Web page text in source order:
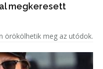
megkeresett
örökölhetik meg az utódok.